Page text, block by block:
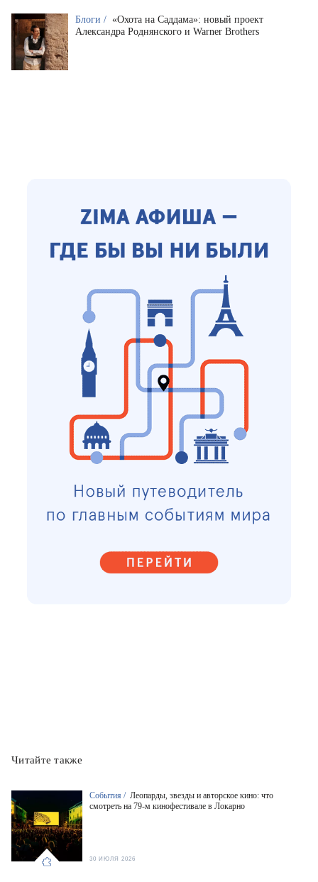
Блоги / «Охота на Саддама»: новый проект
Александра Роднянского и Warner Brothers
Читайте также
События / Леопарды, звезды и авторское кино: что
смотреть на 79-м кинофестивале в Локарно
30 ИЮЛЯ 2026